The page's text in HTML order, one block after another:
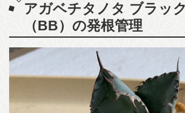
アガベチタノタ ブラッ
（BB）の発根管理